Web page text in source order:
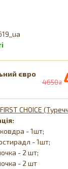
євро
4650₴
FIRST CHOICE
- 1шт;
- 1шт;
- 2 шт;
- 2 шт